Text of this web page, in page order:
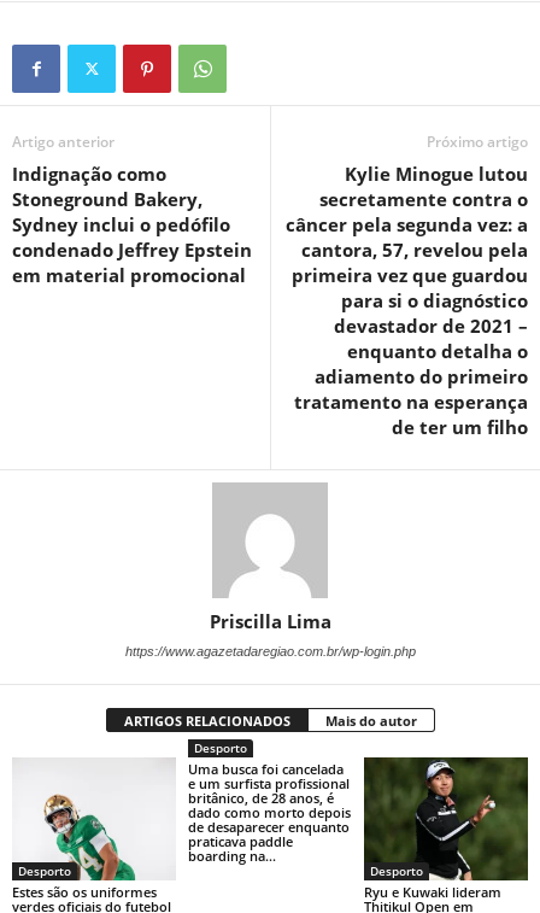
Artigo anterior
Indignação como
Stoneground Bakery,
Sydney inclui o pedófilo
condenado Jeffrey Epstein
em material promocional
Próximo artigo
Kylie Minogue lutou
secretamente contra o
câncer pela segunda vez: a
cantora, 57, revelou pela
primeira vez que guardou
para si o diagnóstico
devastador de 2021 –
enquanto detalha o
adiamento do primeiro
tratamento na esperança
de ter um filho
Priscilla Lima
https://www.agazetadaregiao.com.br/wp-login.php
ARTIGOS RELACIONADOS Mais do autor
Desporto
Estes são os uniformes
verdes oficiais do futebol
Desporto
Uma busca foi cancelada
e um surfista profissional
britânico, de 28 anos, é
dado como morto depois
de desaparecer enquanto
praticava paddle
boarding na...
Desporto
Ryu e Kuwaki lideram
Thitikul Open em